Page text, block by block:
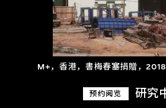
M+，香港，書梅春塞捐贈，
预约阅览 研究
文化藏品。